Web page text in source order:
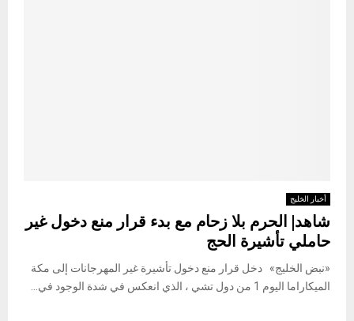
أخبار الخليج
شاهد| الحرم بلا زحام مع بدء قرار منع دخول غير
حاملي تأشيرة الحج
«نبض الخليج» دخل قرار منع دخول تأشيرة غير المهرجانات إلى مكة
الميكاراما اليوم 1 من دول تشي ، الذي انعكس في شدة الوجود في...